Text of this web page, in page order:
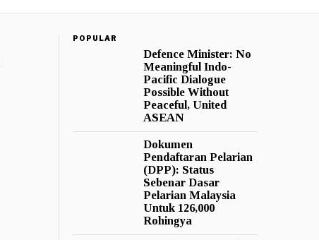
POPULAR
Defence Minister: No
Meaningful Indo-
Pacific Dialogue
Possible Without
Peaceful, United
ASEAN
Dokumen
Pendaftaran Pelarian
(DPP): Status
Sebenar Dasar
Pelarian Malaysia
Untuk 126,000
Rohingya